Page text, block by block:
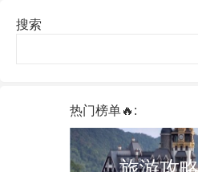
搜索
热门榜单🔥: